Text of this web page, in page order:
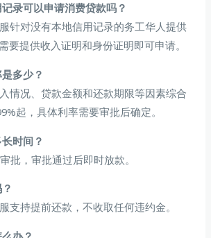
录可以申请消费贷款吗？
针对没有本地信用记录的务工华人提供
要提供收入证明和身份证明即可申请。
多少？
情况、贷款金额和还款期限等因素综合
起，具体利率需要审批后确定。
时间？
批，审批通过后即时放款。
支持提前还款，不收取任何违约金。